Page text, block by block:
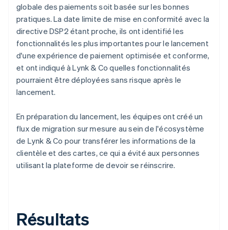
globale des paiements soit basée sur les bonnes
pratiques. La date limite de mise en conformité avec la
directive DSP2 étant proche, ils ont identifié les
fonctionnalités les plus importantes pour le lancement
d'une expérience de paiement optimisée et conforme,
et ont indiqué à Lynk & Co quelles fonctionnalités
pourraient être déployées sans risque après le
lancement.
En préparation du lancement, les équipes ont créé un
flux de migration sur mesure au sein de l'écosystème
de Lynk & Co pour transférer les informations de la
clientèle et des cartes, ce qui a évité aux personnes
utilisant la plateforme de devoir se réinscrire.
Résultats